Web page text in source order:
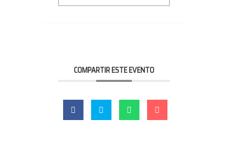
COMPARTIR ESTE EVENTO